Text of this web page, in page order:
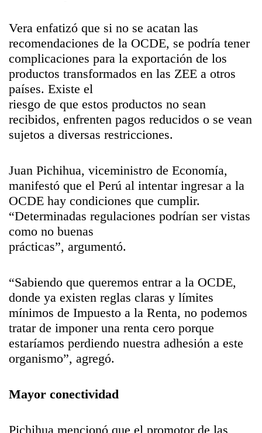
Vera enfatizó que si no se acatan las
recomendaciones de la OCDE, se podría tener
complicaciones para la exportación de los
productos transformados en las ZEE a otros
países. Existe el
riesgo de que estos productos no sean
recibidos, enfrenten pagos reducidos o se vean
sujetos a diversas restricciones.
Juan Pichihua, viceministro de Economía,
manifestó que el Perú al intentar ingresar a la
OCDE hay condiciones que cumplir.
“Determinadas regulaciones podrían ser vistas
como no buenas
prácticas”, argumentó.
“Sabiendo que queremos entrar a la OCDE,
donde ya existen reglas claras y límites
mínimos de Impuesto a la Renta, no podemos
tratar de imponer una renta cero porque
estaríamos perdiendo nuestra adhesión a este
organismo”, agregó.
Mayor conectividad
Pichihua mencionó que el promotor de las